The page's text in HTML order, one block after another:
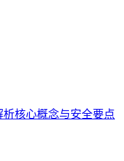
核心概念与安全要点